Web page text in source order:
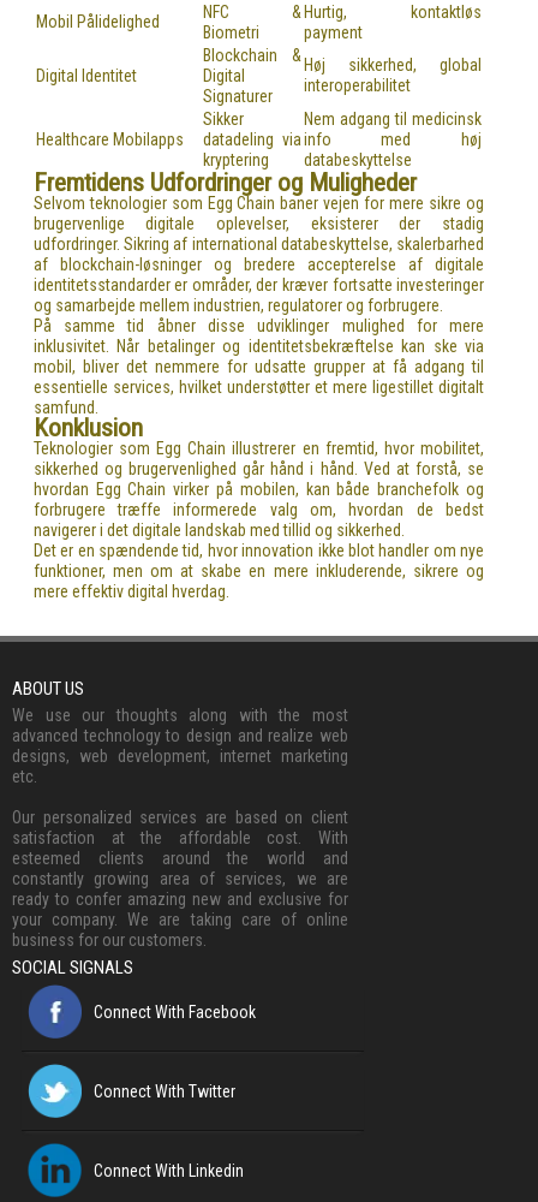
Mobil Pålidelighed
NFC &
Biometri
Hurtig, kontaktløs
payment
Digital Identitet
Blockchain &
Digital
Signaturer
Høj sikkerhed, global
interoperabilitet
Healthcare Mobilapps
Sikker
datadeling via
kryptering
Nem adgang til medicinsk
info med høj
databeskyttelse
Fremtidens Udfordringer og Muligheder
Selvom teknologier som Egg Chain baner vejen for mere sikre og
brugervenlige digitale oplevelser, eksisterer der stadig
udfordringer. Sikring af international databeskyttelse, skalerbarhed
af blockchain-løsninger og bredere accepterelse af digitale
identitetsstandarder er områder, der kræver fortsatte investeringer
og samarbejde mellem industrien, regulatorer og forbrugere.
På samme tid åbner disse udviklinger mulighed for mere
inklusivitet. Når betalinger og identitetsbekræftelse kan ske via
mobil, bliver det nemmere for udsatte grupper at få adgang til
essentielle services, hvilket understøtter et mere ligestillet digitalt
samfund.
Konklusion
Teknologier som Egg Chain illustrerer en fremtid, hvor mobilitet,
sikkerhed og brugervenlighed går hånd i hånd. Ved at forstå, se
hvordan Egg Chain virker på mobilen, kan både branchefolk og
forbrugere træffe informerede valg om, hvordan de bedst
navigerer i det digitale landskab med tillid og sikkerhed.
Det er en spændende tid, hvor innovation ikke blot handler om nye
funktioner, men om at skabe en mere inkluderende, sikrere og
mere effektiv digital hverdag.
ABOUT US
We use our thoughts along with the most
advanced technology to design and realize web
designs, web development, internet marketing
etc.
Our personalized services are based on client
satisfaction at the affordable cost. With
esteemed clients around the world and
constantly growing area of services, we are
ready to confer amazing new and exclusive for
your company. We are taking care of online
business for our customers.
SOCIAL SIGNALS
Connect With Facebook
Connect With Twitter
Connect With Linkedin